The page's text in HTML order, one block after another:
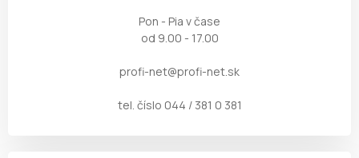
Pon - Pia v čase
od 9.00 - 17.00
profi-net@profi-net.sk
tel. číslo 044 / 381 0 381